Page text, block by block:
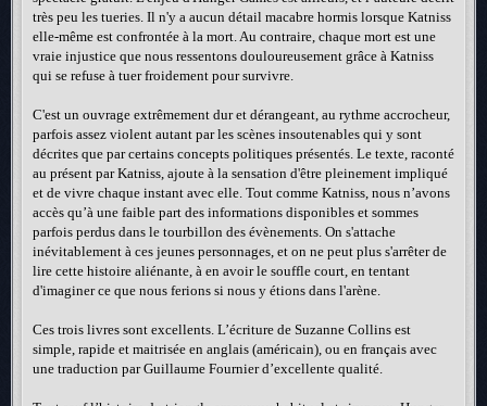
très peu les tueries. Il n'y a aucun détail macabre hormis lorsque Katniss
elle-même est confrontée à la mort. Au contraire, chaque mort est une
vraie injustice que nous ressentons douloureusement grâce à Katniss
qui se refuse à tuer froidement pour survivre.
C'est un ouvrage extrêmement dur et dérangeant, au rythme accrocheur,
parfois assez violent autant par les scènes insoutenables qui y sont
décrites que par certains concepts politiques présentés. Le texte, raconté
au présent par Katniss, ajoute à la sensation d'être pleinement impliqué
et de vivre chaque instant avec elle. Tout comme Katniss, nous n’avons
accès qu’à une faible part des informations disponibles et sommes
parfois perdus dans le tourbillon des évènements. On s'attache
inévitablement à ces jeunes personnages, et on ne peut plus s'arrêter de
lire cette histoire aliénante, à en avoir le souffle court, en tentant
d'imaginer ce que nous ferions si nous y étions dans l'arène.
Ces trois livres sont excellents. L’écriture de Suzanne Collins est
simple, rapide et maitrisée en anglais (américain), ou en français avec
une traduction par Guillaume Fournier d’excellente qualité.